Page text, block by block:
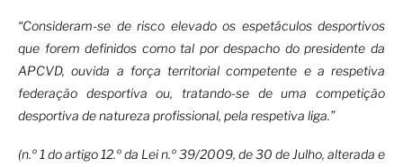
“Consideram-se de risco elevado os espetáculos desportivos
que forem definidos como tal por despacho do presidente da
APCVD, ouvida a força territorial competente e a respetiva
federação desportiva ou, tratando-se de uma competição
desportiva de natureza profissional, pela respetiva liga.”
(n.º 1 do artigo 12.º da Lei n.º 39/2009, de 30 de Julho, alterada e